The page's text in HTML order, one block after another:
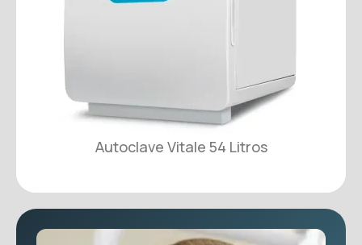
Autoclave Vitale 54 Litros